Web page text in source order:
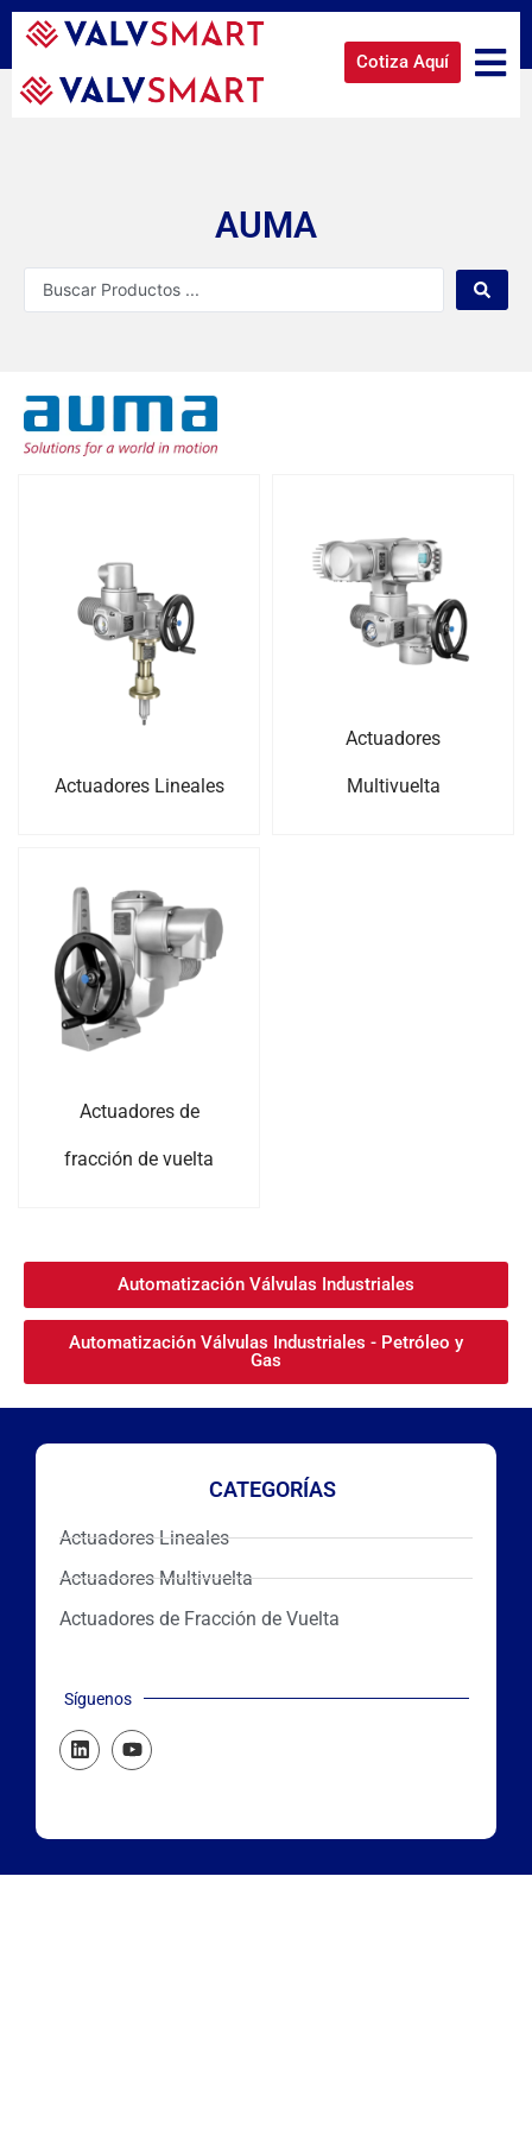
Cotiza Aquí
AUMA
Actuadores Lineales
Actuadores
Multivuelta
Actuadores de
fracción de vuelta
Automatización Válvulas Industriales
Automatización Válvulas Industriales - Petróleo y
Gas
CATEGORÍAS
Actuadores Lineales
Actuadores Multivuelta
Actuadores de Fracción de Vuelta
Síguenos